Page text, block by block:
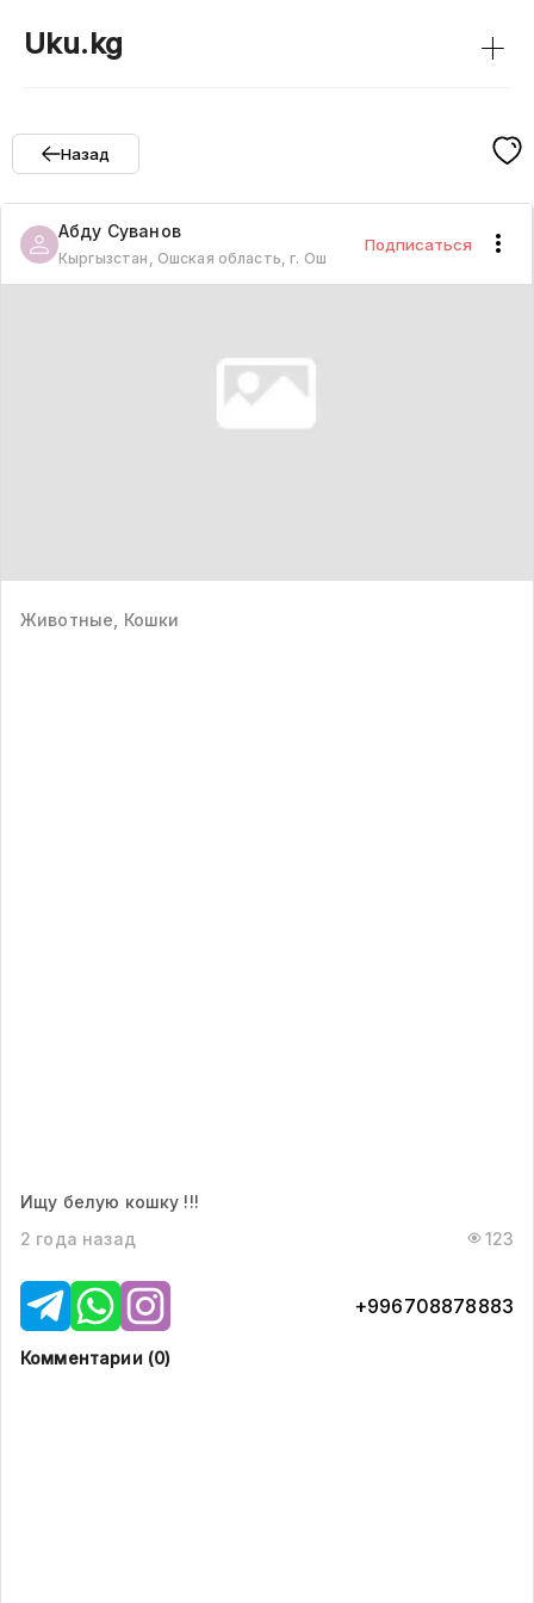
Uku.kg +
Назад
Абду Суванов
Кыргызстан, Ошская область, г. Ош
Подписаться
Животные, Кошки
Ищу белую кошку !!!
2 года назад
123
+996708878883
Комментарии (0)